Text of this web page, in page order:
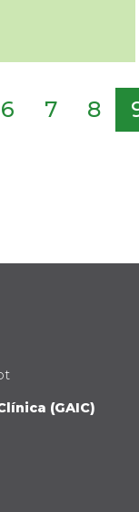
6 7 8
(GAIC)